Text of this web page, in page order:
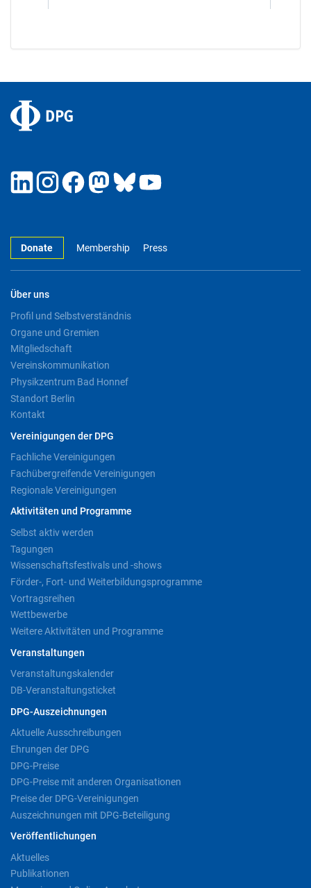
Donate Membership Press
Über uns
Profil und Selbstverständnis
Organe und Gremien
Mitgliedschaft
Vereinskommunikation
Physikzentrum Bad Honnef
Standort Berlin
Kontakt
Vereinigungen der DPG
Fachliche Vereinigungen
Fachübergreifende Vereinigungen
Regionale Vereinigungen
Aktivitäten und Programme
Selbst aktiv werden
Tagungen
Wissenschaftsfestivals und -shows
Förder-, Fort- und Weiterbildungsprogramme
Vortragsreihen
Wettbewerbe
Weitere Aktivitäten und Programme
Veranstaltungen
Veranstaltungskalender
DB-Veranstaltungsticket
DPG-Auszeichnungen
Aktuelle Ausschreibungen
Ehrungen der DPG
DPG-Preise
DPG-Preise mit anderen Organisationen
Preise der DPG-Vereinigungen
Auszeichnungen mit DPG-Beteiligung
Veröffentlichungen
Aktuelles
Publikationen